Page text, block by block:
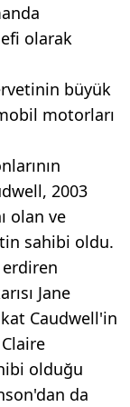
olarak
büyük
motorları
2003
olan ve
sahibi oldu.
erdiren
Jane
Caudwell'in
olduğu
da